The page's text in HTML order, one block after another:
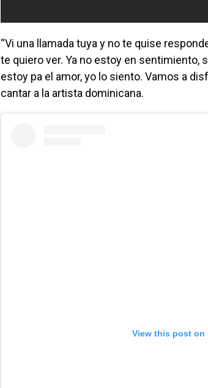
“Vi una llamada tuya y no te quise
te quiero ver. Ya no estoy en sentimiento,
estoy pa el amor, yo lo siento. Vamos a
cantar a la artista dominicana.
View this post on